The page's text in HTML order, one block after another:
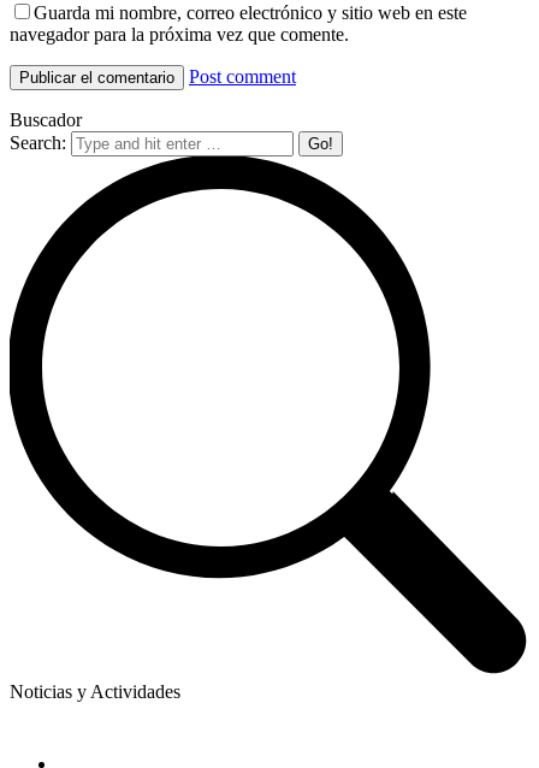
Guarda mi nombre, correo electrónico y sitio web en este
navegador para la próxima vez que comente.
Post comment
Buscador
Search:
Noticias y Actividades